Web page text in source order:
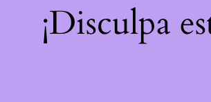
¡Disculpa